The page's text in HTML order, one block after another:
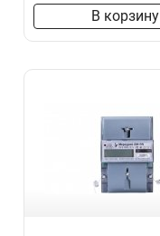
В корзину